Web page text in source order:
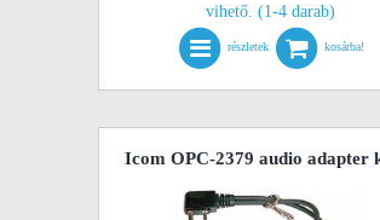
vihető. (1-4 darab)
részletek kosárba!
Icom OPC-2379 audio adapter